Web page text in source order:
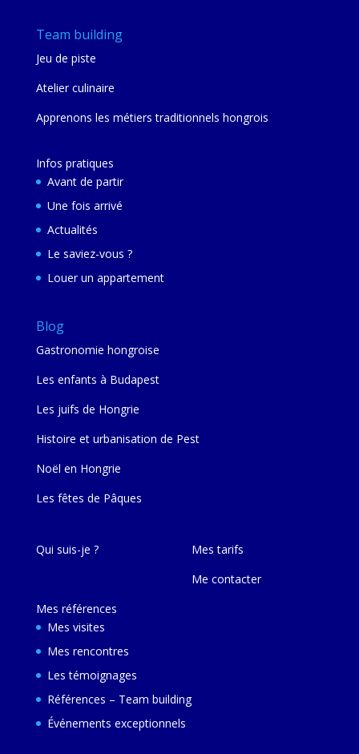
Team building
Jeu de piste
Atelier culinaire
Apprenons les métiers traditionnels hongrois
Infos pratiques
Avant de partir
Une fois arrivé
Actualités
Le saviez-vous ?
Louer un appartement
Blog
Gastronomie hongroise
Les enfants à Budapest
Les juifs de Hongrie
Histoire et urbanisation de Pest
Noël en Hongrie
Les fêtes de Pâques
Qui suis-je ?
Mes références
Mes visites
Mes rencontres
Les témoignages
Références – Team building
Événements exceptionnels
Mes tarifs
Me contacter